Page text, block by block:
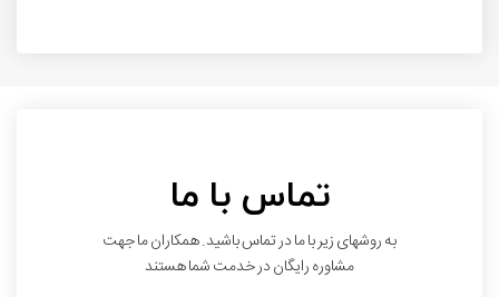
تماس با ما
به روشهای زیر با ما در تماس باشید. همکاران ما جهت
مشاوره رایگان در خدمت شما هستند